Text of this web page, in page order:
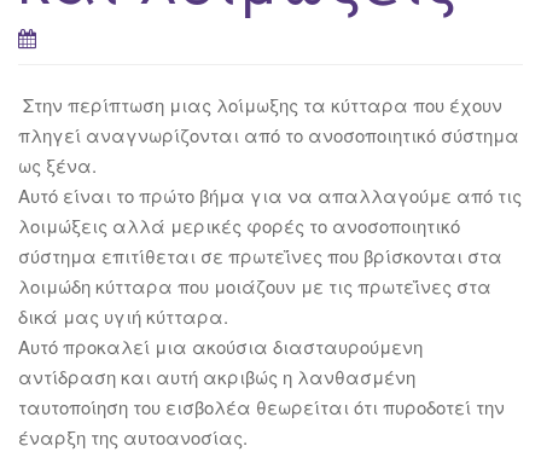
Στην περίπτωση μιας λοίμωξης τα κύτταρα που έχουν
πληγεί αναγνωρίζονται από το ανοσοποιητικό σύστημα
ως ξένα.
Αυτό είναι το πρώτο βήμα για να απαλλαγούμε από τις
λοιμώξεις αλλά μερικές φορές το ανοσοποιητικό
σύστημα επιτίθεται σε πρωτεΐνες που βρίσκονται στα
λοιμώδη κύτταρα που μοιάζουν με τις πρωτεΐνες στα
δικά μας υγιή κύτταρα.
Αυτό προκαλεί μια ακούσια διασταυρούμενη
αντίδραση και αυτή ακριβώς η λανθασμένη
ταυτοποίηση του εισβολέα θεωρείται ότι πυροδοτεί την
έναρξη της αυτοανοσίας.